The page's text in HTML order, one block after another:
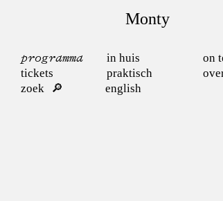
Monty
programma in huis
on
tickets
praktisch
zoek
english